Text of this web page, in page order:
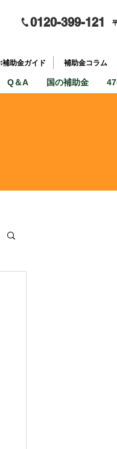
0120-399-121
助金ガイド 補助金コラム
Q＆A 国の補助金